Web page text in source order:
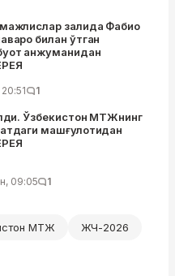
залида Фабио
билан ўтган
анжуманидан
1
Ўзбекистон МТЖнинг
машғулотидан
09:05 1
МТЖ ЖЧ-2026